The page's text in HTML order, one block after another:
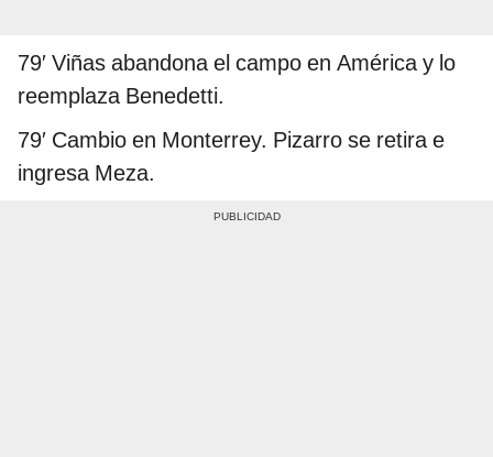
79′ Viñas abandona el campo en América y lo
reemplaza Benedetti.
79′ Cambio en Monterrey. Pizarro se retira e
ingresa Meza.